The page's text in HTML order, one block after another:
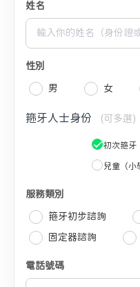
姓名
性別
男
女
箍牙人士身份 (可多選)
初次箍牙
兒童（小
服務類別
箍牙初步諮詢
固定器諮詢
電話號碼